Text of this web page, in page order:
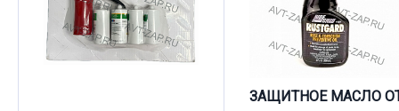
ЗАЩИТНОЕ МАСЛО